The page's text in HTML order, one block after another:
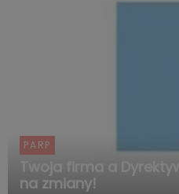
PARP
Twoja firma a
na zmiany!